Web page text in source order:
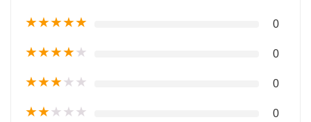
★★★★★ 0
★★★★★ 0
★★★★★ 0
★★★★★ 0